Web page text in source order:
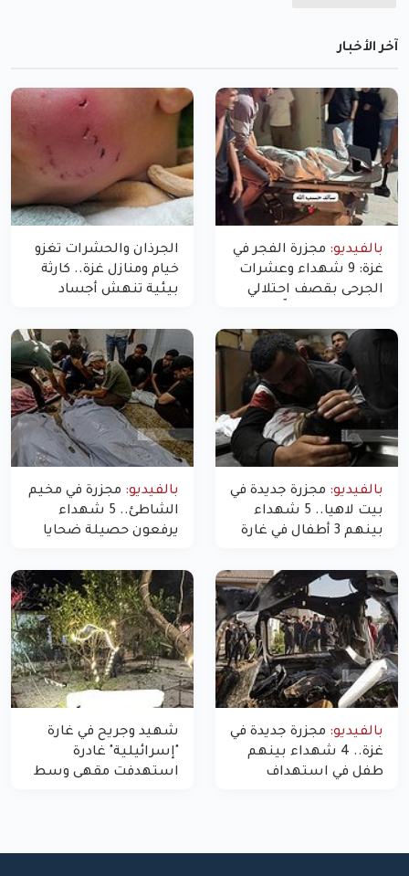
آخر الأخبار
بالفيديو: مجزرة الفجر في
غزة: 9 شهداء وعشرات
الجرحى بقصف احتلالي
الجرذان والحشرات تغزو
خيام ومنازل غزة.. كارثة
بيئية تنهش أجساد
بالفيديو: مجزرة جديدة في
بيت لاهيا.. 5 شهداء
بينهم 3 أطفال في غارة
غزة
بالفيديو: مجزرة في مخيم
الشاطئ.. 5 شهداء
يرفعون حصيلة ضحايا
بالفيديو: مجزرة جديدة في
غزة.. 4 شهداء بينهم
طفل في استهداف
شهيد وجريح في غارة
"إسرائيلية" غادرة
استهدفت مقهى وسط